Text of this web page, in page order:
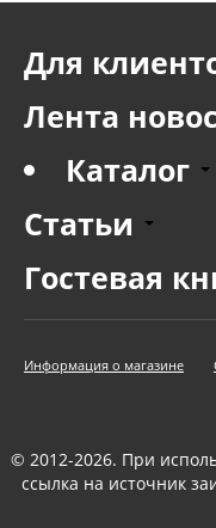
Для
Лента
Каталог
Статьи
Гостевая
Информация о магазине
© 2012-2026. При
ссылка на источник